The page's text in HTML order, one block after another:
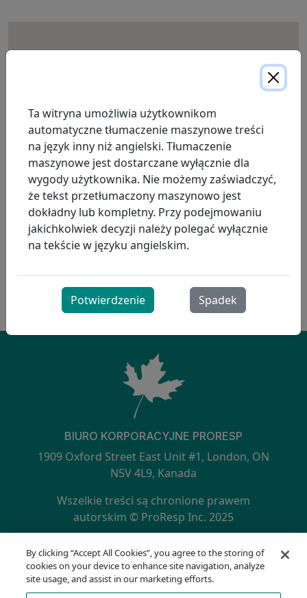
BIURO KORPORACYJNE PRORESP
1909 Oxford Street East Unit #1, London, ON
N5V 4L9, Kanada
Wszelkie treści są chronione prawem
autorskim © ProResp Inc. 2025
SECONDARY MENU
Polityka prywatności
Infolinia zgodności
Warunki korzystania
Ta witryna umożliwia użytkownikom
automatyczne tłumaczenie maszynowe treści
na język inny niż angielski. Tłumaczenie
maszynowe jest dostarczane wyłącznie dla
wygody użytkownika. Nie możemy zaświadczyć,
że tekst przetłumaczony maszynowo jest
dokładny lub kompletny. Przy podejmowaniu
jakichkolwiek decyzji należy polegać wyłącznie
na tekście w języku angielskim.
Potwierdzenie Spadek
By clicking “Accept All Cookies”, you agree to the storing of
cookies on your device to enhance site navigation, analyze
site usage, and assist in our marketing efforts.